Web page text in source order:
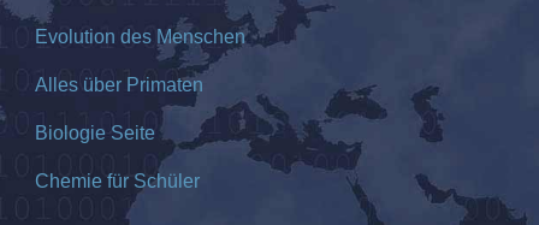
Evolution des Menschen
Alles über Primaten
Biologie Seite
Chemie für Schüler